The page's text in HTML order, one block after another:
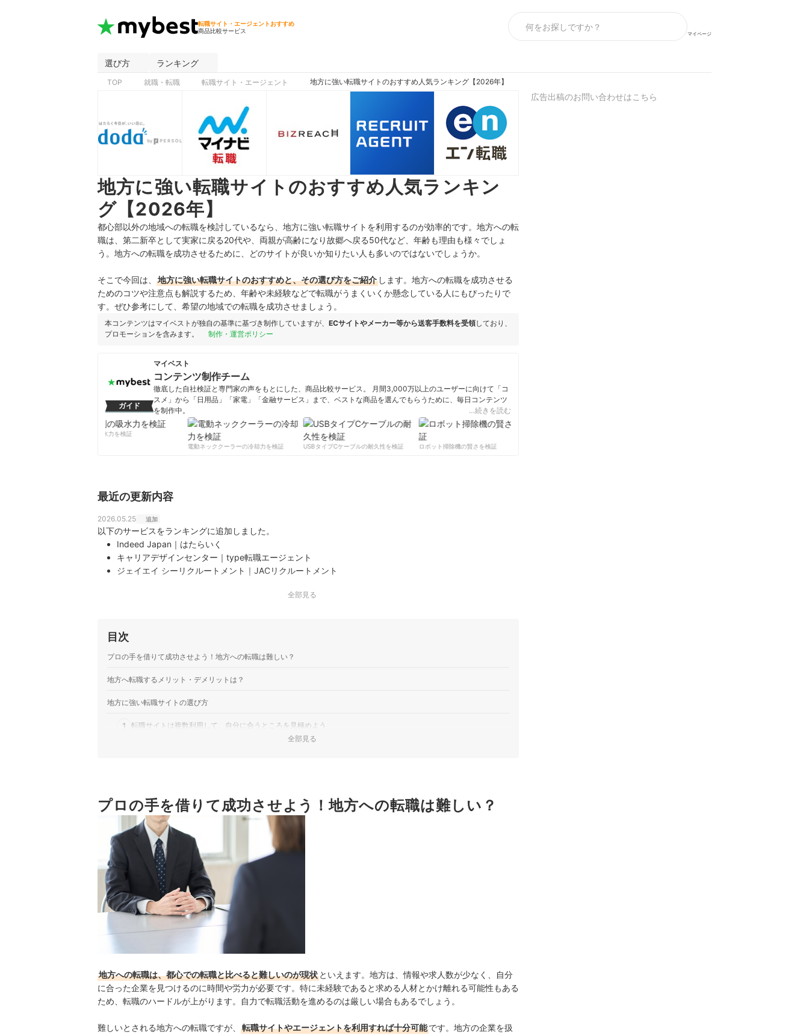
転職サイト・エージェントおすすめ
商品比較サービス
マイページ
選び方 ランキング
TOP 就職・転職 転職サイト・エージェント 地方に強い転職サイトのおすすめ人気ランキング【2026年】
地方に強い転職サイトのおすすめ人気ランキン
グ【2026年】
都心部以外の地域への転職を検討しているなら、 地方に強い転職サイトを利用するのが効率的です。地方への転
職は、第二新卒として実家に戻る20代や、両親が高齢になり故郷へ戻る50代など、年齢も理由も様々でしょ
う。地方への転職を成功させるために、どのサイトが良いか知りたい人も多いのではないでしょうか。
そこで今回は、 地方に強い転職サイトのおすすめと、その選び方をご紹介 します。地方への転職を成功させる
ためのコツや注意点も解説するため、年齢や未経験などで転職がうまくいくか懸念している人にもぴったりで
す。ぜひ参考にして、希望の地域での転職を成功させましょう。
本コンテンツはマイベストが独自の基準に基づき制作していますが、 ECサイトやメーカー等から送客手数料を受領しており、
プロモーションを含みます。
制作・運営ポリシー
ガイド
マイベスト
コンテンツ制作チーム
徹底した自社検証と専門家の声をもとにした、商品比較サービス。 月間3,000万以上のユーザーに向けて「コ
スメ」から「日用品」「家電」「金融サービス」まで、ベストな商品を選んでもらうために、毎日コンテンツ
を制作中。
コンテンツ制作チームのプロフィール
…続きを読む
柔軟剤の吸水力を検証
電動ネッククーラーの冷却力を検証
USBタイプCケーブルの耐久性を検証 ロボット掃除機の賢さを検証
最近の更新内容
2026.05.25 追加
以下のサービスをランキングに追加しました。
Indeed Japan｜はたらいく
キャリアデザインセンター｜type転職エージェント
ジェイエイ シーリクルートメント｜JACリクルートメント
きる面接情報ページや、求人募集企業からアプローチが 届くスカ…
全部見る
目次
プロの手を借りて成功させよう！地方への転職は難しい？
地方へ転職するメリット・デメリットは？
地方に強い転職サイトの選び方
1 転職サイトは複数利用して、自分に合うところを見極めよう
4 希望地域があるなら、目的の地方の求人数が多いサイトを選ぼう
地方に強い転職サイト全17選おすすめ人気ランキング
地方への転職を成功させるコツとは？
年代に合った転職サイトも活用してみよう
全部見る
プロの手を借りて成功させよう！地方への転職は難しい？
地方への転職は、都心での転職と比べると難しいのが現状 といえます。地方は、情報や求人数が少なく、
自分
に合った企業を見つけるのに時間や労力が必要です。特に未経験であると求める人材とかけ離れる可能性もある
ため、転職のハードルが上がります。自力で転職活動を進めるのは厳しい場合もあるでしょう。
難しいとされる地方への転職ですが、 転職サイトやエージェントを利用すれば十分可能です。地方の企業を扱
広告出稿のお問い合わせはこちら